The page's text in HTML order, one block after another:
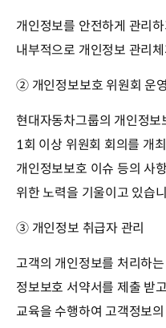
개인정보를 안전하게 관리
내부적으로 개인정보 관리
② 개인정보보호 위원회 운영
현대자동차그룹의 개인정
1회 이상 위원회 회의를 개
개인정보보호 이슈 등의 사
위한 노력을 기울이고 있습
③ 개인정보 취급자 관리
고객의 개인정보를 처리하
정보보호 서약서를 제출 받
교육을 수행하여 고객정보